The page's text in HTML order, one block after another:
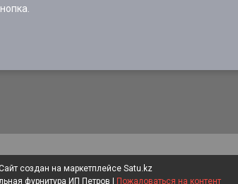
создан на маркетплейсе Satu.kz
Пожаловаться на контент